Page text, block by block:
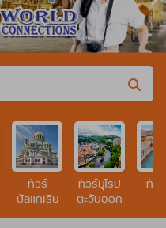
ทัวร์
บัลแกเรีย
ทัวร์ยุโรป
ตะวันออก
ทัว
ต